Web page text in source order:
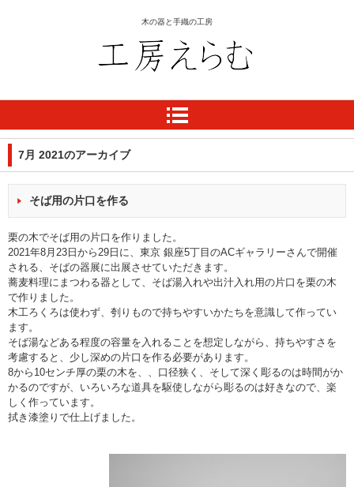
木の器と手織の工房
7月 2021のアーカイブ
そば用の片口を作る
栗の木でそば用の片口を作りました。
2021年8月23日から29日に、東京 銀座5丁目のACギャラリーさんで開催
される、そばの器展に出展させていただきます。
蕎麦料理にまつわる器として、そば湯入れや出汁入れ用の片口を栗の木
で作りました。
木工ろくろは使わず、刳りもので持ちやすいかたちを意識して作ってい
ます。
そば湯などある程度の容量を入れることを想定しながら、持ちやすさを
考慮すると、少し深めの片口を作る必要があります。
8から10センチ厚の栗の木を、、口径狭く、そして深く彫るのは時間がか
かるのですが、いろいろな道具を駆使しながら彫るのは好きなので、楽
しく作っています。
拭き漆塗りで仕上げました。